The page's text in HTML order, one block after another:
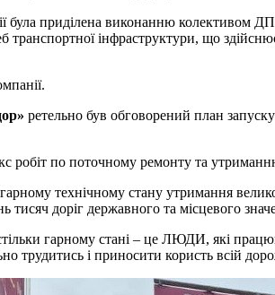
була приділена виконанню колективом
транспортної інфраструктури, що
ретельно був обговорений план
робіт по поточному ремонту та
технічному стану утримання
тисяч доріг державного та місцевого
гарному стані – це ЛЮДИ, які
трудитись і приносити користь всій